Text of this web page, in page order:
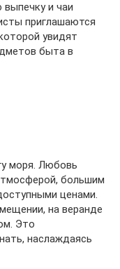
и чаи
приглашаются
увидят
быта в
моря. Любовь
большим
ценами.
на веранде
Это
наслаждаясь